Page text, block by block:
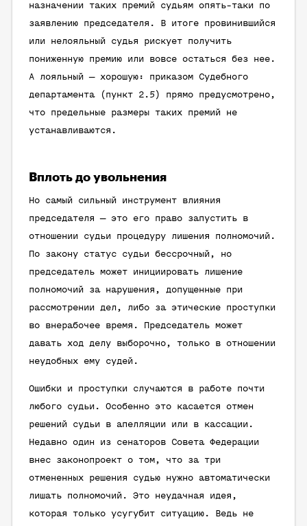
назначении таких премий судьям опять-таки по
заявлению председателя. В итоге провинившийся
или нелояльный судья рискует получить
пониженную премию или вовсе остаться без нее.
А лояльный — хорошую: приказом Судебного
департамента (пункт 2.5) прямо предусмотрено,
что предельные размеры таких премий не
устанавливаются.
Вплоть до увольнения
Но самый сильный инструмент влияния
председателя — это его право запустить в
отношении судьи процедуру лишения полномочий.
По закону статус судьи бессрочный, но
председатель может инициировать лишение
полномочий за нарушения, допущенные при
рассмотрении дел, либо за этические проступки
во внерабочее время. Председатель может
давать ход делу выборочно, только в отношении
неудобных ему судей.
Ошибки и проступки случаются в работе почти
любого судьи. Особенно это касается отмен
решений судьи в апелляции или в кассации.
Недавно один из сенаторов Совета Федерации
внес законопроект о том, что за три
отмененных решения судью нужно автоматически
лишать полномочий. Это неудачная идея,
которая только усугубит ситуацию. Ведь не